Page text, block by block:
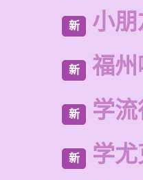
新 小
新 福
新 学
新 学